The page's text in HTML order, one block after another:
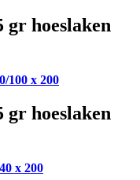
gr hoeslaken
100 x 200
gr hoeslaken
x 200